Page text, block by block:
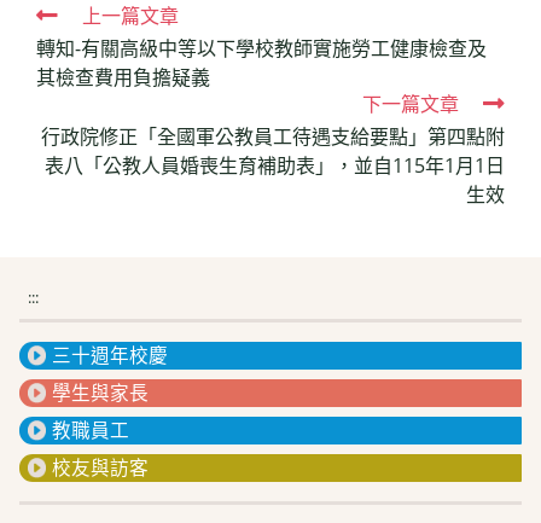
Read
more
articles
上一篇文章
轉知-有關高級中等以下學校教師實施勞工健康檢查及
其檢查費用負擔疑義
下一篇文章
行政院修正「全國軍公教員工待遇支給要點」第四點附
表八「公教人員婚喪生育補助表」，並自115年1月1日
生效
:::
三十週年校慶
學生與家長
教職員工
校友與訪客